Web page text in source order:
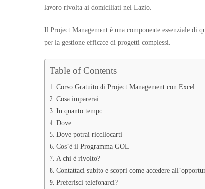
lavoro rivolta ai domiciliati nel Lazio.
Il Project Management è una componente essenziale di
per la gestione efficace di progetti complessi.
Table of Contents
Corso Gratuito di Project Management con Excel
Cosa imparerai
In quanto tempo
Dove
Dove potrai ricollocarti
Cos’è il Programma GOL
A chi è rivolto?
Contattaci subito e scopri come accedere
Preferisci telefonarci?